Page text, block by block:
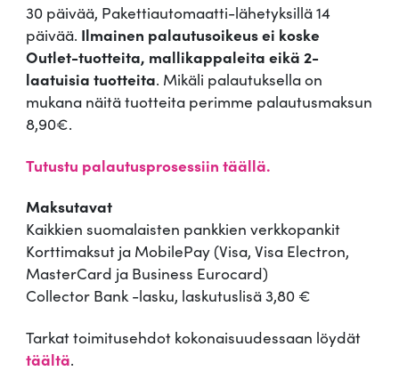
30 päivää, Pakettiautomaatti-lähetyksillä 14
päivää. Ilmainen palautusoikeus ei koske
Outlet-tuotteita, mallikappaleita eikä 2-
laatuisia tuotteita. Mikäli palautuksella on
mukana näitä tuotteita perimme palautusmaksun
8,90€.
Tutustu palautusprosessiin täällä.
Maksutavat
Kaikkien suomalaisten pankkien verkkopankit
Korttimaksut ja MobilePay (Visa, Visa Electron,
MasterCard ja Business Eurocard)
Collector Bank -lasku, laskutuslisä 3,80 €
Tarkat toimitusehdot kokonaisuudessaan löydät
täältä.